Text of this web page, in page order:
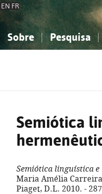
EN FR
Sobre Pesquisa
Semiótica
Semiótica linguística
Maria Amélia
Piaget, D.L. 2010. -